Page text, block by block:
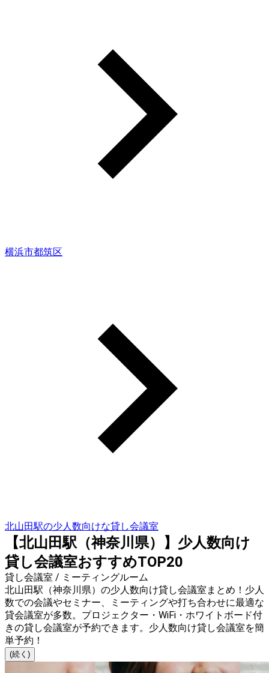
横浜市都筑区
北山田駅の少人数向けな貸し会議室
【北山田駅（神奈川県）】少人数向け
貸し会議室おすすめTOP20
貸し会議室 / ミーティングルーム
北山田駅（神奈川県）の少人数向け貸し会議室まとめ！少人
数での会議やセミナー、ミーティングや打ち合わせに最適な
貸会議室が多数。プロジェクター・WiFi・ホワイトボード付
きの貸し会議室が予約できます。少人数向け貸し会議室を簡
単予約！
(続く)